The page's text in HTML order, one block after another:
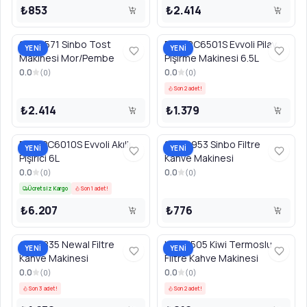
₺853 ₺2.414
YENİ
SSM2571 Sinbo Tost
Makinesi Mor/Pembe
0.0 (0)
₺2.414
YENİ
EVKARC6501S Evvoli Pilav
Pişirme Makinesi 6.5L
0.0 (0)
Son 2 adet!
₺1.379
YENİ
EVKAPC6010S Evvoli Akıllı
Pişirici 6L
0.0 (0)
Ücretsiz Kargo Son 1 adet!
₺6.207
YENİ
SCM2953 Sinbo Filtre
Kahve Makinesi
0.0 (0)
₺776
YENİ
COF3835 Newal Filtre
Kahve Makinesi
0.0 (0)
Son 3 adet!
YENİ
KCM7505 Kiwi Termoslu
Filtre Kahve Makinesi
0.0 (0)
Son 2 adet!